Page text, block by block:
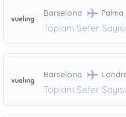
Barselona
Toplam Sefer
Barselona
Toplam Sefer